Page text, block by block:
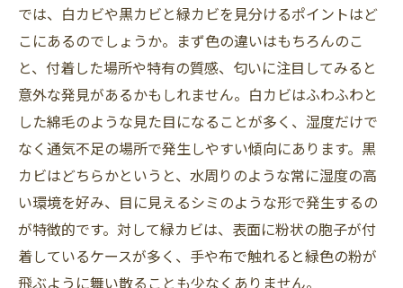
では、白カビや黒カビと緑カビを見分けるポイントはど
こにあるのでしょうか。まず色の違いはもちろんのこ
と、付着した場所や特有の質感、匂いに注目してみると
意外な発見があるかもしれません。白カビはふわふわと
した綿毛のような見た目になることが多く、湿度だけで
なく通気不足の場所で発生しやすい傾向にあります。黒
カビはどちらかというと、水周りのような常に湿度の高
い環境を好み、目に見えるシミのような形で発生するの
が特徴的です。対して緑カビは、表面に粉状の胞子が付
着しているケースが多く、手や布で触れると緑色の粉が
飛ぶように舞い散ることも少なくありません。